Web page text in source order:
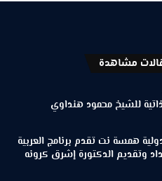
مشاهدة
للشيخ محمود هنداوي
همسة نت تقدم برنامج العربية
وتقديم الدكتورة إشرق كرونه